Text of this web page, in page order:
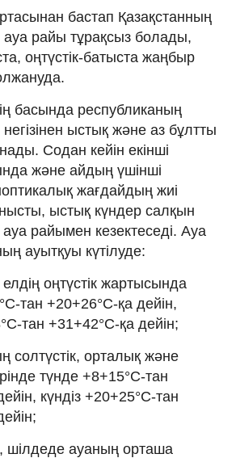
бастап Қазақстанның
ауа райы тұрақсыз болады,
оңтүстік-батыста жаңбыр
басында республиканың
ыстық және аз бұлтты
Содан кейін екінші
және айдың үшінші
жағдайдың жиі
ыстық күндер салқын
райымен кезектеседі. Ауа
ауытқуы күтілуде:
оңтүстік жартысында
тан +20+26°С-қа дейін,
тан +31+42°С-қа дейін;
солтүстік, орталық және
түнде +8+15°С-тан
күндіз +20+25°С-тан
ауаның орташа